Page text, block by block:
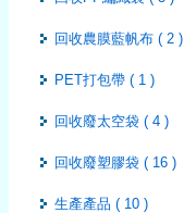
回收農膜藍帆布 ( 2 )
PET打包帶 ( 1 )
回收廢太空袋 ( 4 )
回收廢塑膠袋 ( 16 )
生產產品 ( 10 )